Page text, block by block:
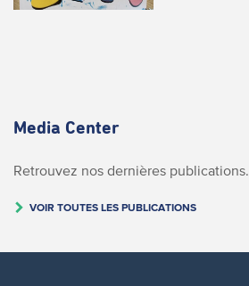
Media Center
Retrouvez nos dernières publications.
VOIR TOUTES LES PUBLICATIONS